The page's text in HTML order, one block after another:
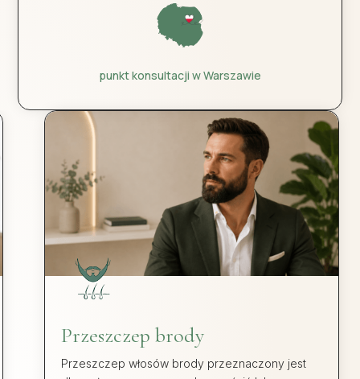
punkt konsultacji w Warszawie
Przygotowanie do zabiegu
Każdy zabieg lub operacja wymaga specjalnego